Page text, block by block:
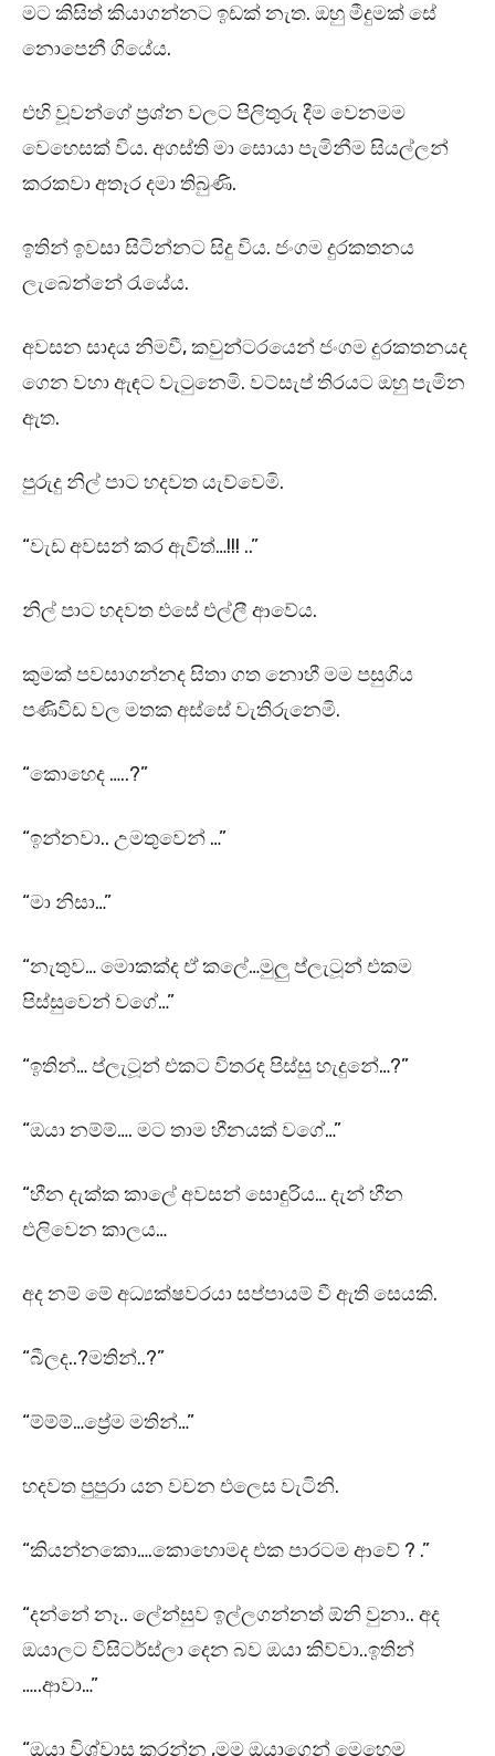
මට කිසිත් කියාගන්නට ඉඩක් නැත. ඔහු මීදුමක් සේ
නොපෙනී ගියේය.
එහි වූවන්ගේ ප්‍රශ්න වලට පිලිතුරු දීම වෙනමම
වෙහෙසක් විය. අගස්ති මා සොයා පැමිනීම සියල්ලන්
කරකවා අතෑර දමා තිබුණි.
ඉතින් ඉවසා සිටින්නට සිදු විය. ජංගම දුරකතනය
ලැබෙන්නේ රැයේය.
අවසන සාදය නිමවී, කවුන්ටරයෙන් ජංගම දුරකතනයද
ගෙන වහා ඇඳට වැටුනෙමි. වට්සැප් තිරයට ඔහු පැමින
ඇත.
පුරුදු නිල් පාට හදවත යැව්වෙමි.
“වැඩ අවසන් කර ඇවිත්…!!! ..”
නිල් පාට හදවත එසේ එල්ලී ආවේය.
කුමක් පවසාගන්නද සිතා ගත නොහී මම පසුගිය
පණිවිඩ වල මතක අස්සේ වැතිරුනෙමි.
“කොහෙද …..?”
“ඉන්නවා.. උමතුවෙන් …”
“මා නිසා…”
“නැතුව… මොකක්ද ඒ කලේ…මුලු ප්ලැටූන් එකම
පිස්සුවෙන් වගේ…”
“ඉතින්… ප්ලැටූන් එකට විතරද පිස්සු හැදුනේ…?”
“ඔයා නම්ම්…. මට තාම හීනයක් වගේ…”
“හීන දැක්ක කාලේ අවසන් සොඳුරිය… දැන් හීන
එලිවෙන කාලය…
අද නම් මේ අධ්‍යක්ෂවරයා සප්පායම් වී ඇති සෙයකි.
“බීලද..?මතින්..?”
“ම්ම්ම්…ප්‍රේම මතින්…”
හදවත පුපුරා යන වචන එලෙස වැටිනි.
“කියන්නකො….කොහොමද එක පාරටම ආවේ ? .”
“දන්නේ නෑ.. ලේන්සුව ඉල්ලගන්නත් ඕනි වුනා.. අද
ඔයාලට විසිටර්ස්ලා දෙන බව ඔයා කිව්වා..ඉතින්
…..ආවා…”
“ඔයා විශ්වාස කරන්න ,මම ඔයාගෙන් මෙහෙම